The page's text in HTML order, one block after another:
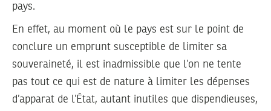
pays.
En effet, au moment où le pays est sur le point de
conclure un emprunt susceptible de limiter sa
souveraineté, il est inadmissible que l’on ne tente
pas tout ce qui est de nature à limiter les dépenses
d’apparat de l’État, autant inutiles que dispendieuses,